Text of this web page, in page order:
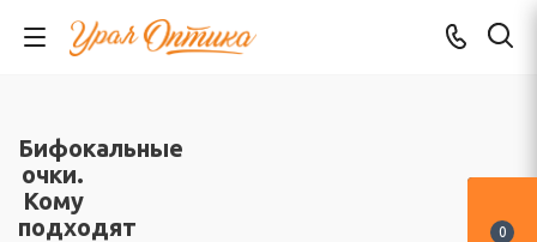
Бифокальные
очки.
Кому
подходят
0